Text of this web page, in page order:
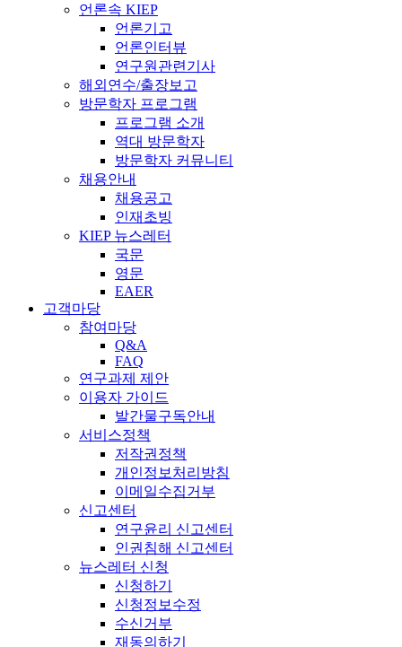
언론속 KIEP
언론기고
언론인터뷰
연구원관련기사
해외연수/출장보고
방문학자 프로그램
프로그램 소개
역대 방문학자
방문학자 커뮤니티
채용안내
채용공고
인재초빙
KIEP 뉴스레터
국문
영문
EAER
고객마당
참여마당
Q&A
FAQ
연구과제 제안
이용자 가이드
발간물구독안내
서비스정책
저작권정책
개인정보처리방침
이메일수집거부
신고센터
연구윤리 신고센터
인권침해 신고센터
뉴스레터 신청
신청하기
신청정보수정
수신거부
재동의하기